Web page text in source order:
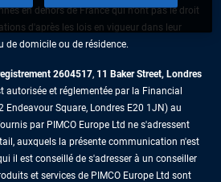
en dehors de France qui n'ont pas le droit
d'après les lois en vigueur dans leur
de domicile ou de résidence.
2604517, 11 Baker Street, Londres
autorisée et réglementée par la Financial
Square, Londres E20 1JN) au
par PIMCO Europe Ltd ne s'adressent
auxquels la présente communication n'est
il est conseillé de s'adresser à un conseiller
et services de PIMCO Europe Ltd sont